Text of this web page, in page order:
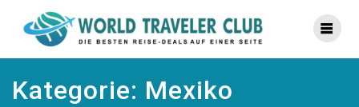
Inhalt
springen
Kategorie: Mexiko